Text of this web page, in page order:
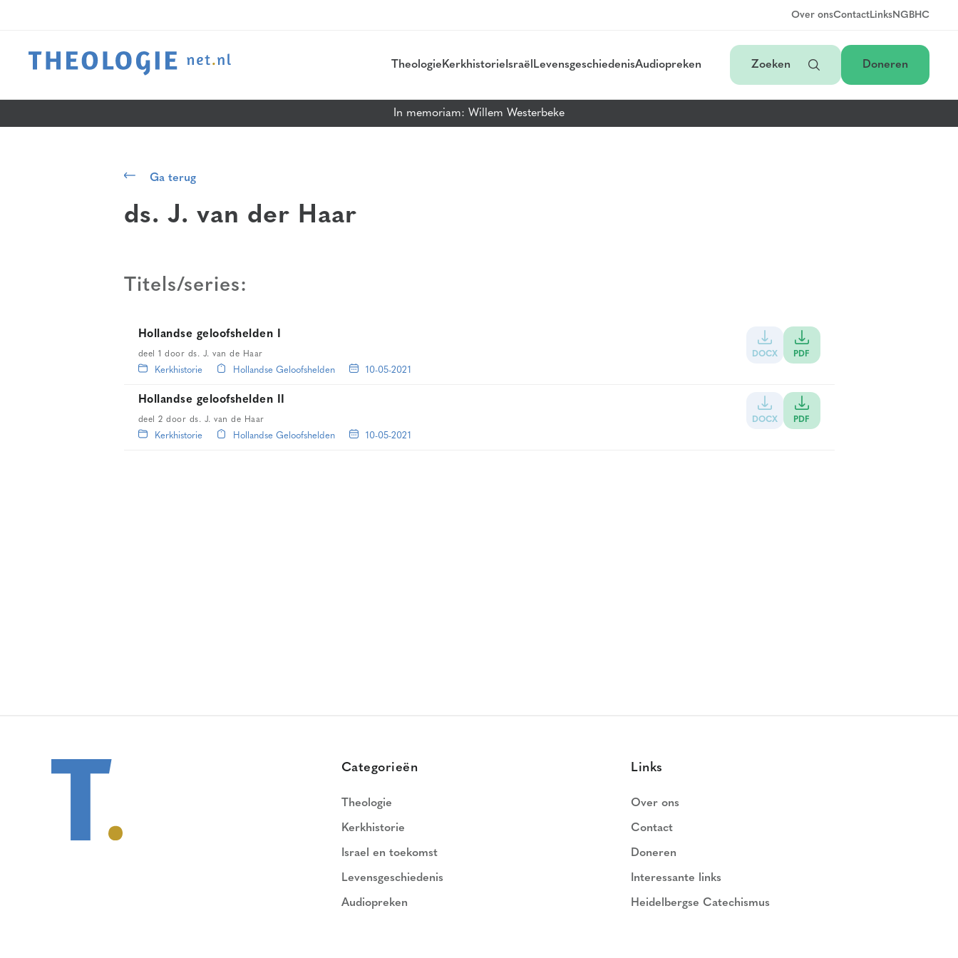
Over onsContactLinksNGBHC
Theologie Kerkhistorie Israël LevensgeschiedenisAudiopreken Zoeken Doneren
In memoriam: Willem Westerbeke
Ga terug
ds. J. van der Haar
Titels/series:
Hollandse geloofshelden I
deel 1 door ds. J. van de Haar
Kerkhistorie Hollandse Geloofshelden 10-05-2021
DOCX PDF
Hollandse geloofshelden II
deel 2 door ds. J. van de Haar
Kerkhistorie Hollandse Geloofshelden 10-05-2021
DOCX PDF
Categorieën
Theologie
Kerkhistorie
Israel en toekomst
Levensgeschiedenis
Audiopreken
Links
Over ons
Contact
Doneren
Interessante links
Heidelbergse Catechismus